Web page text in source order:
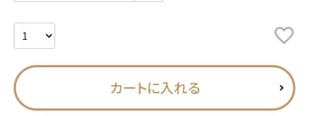
公式
カートに入れる